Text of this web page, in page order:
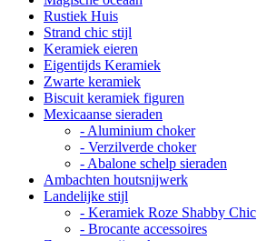
Rustiek Huis
Strand chic stijl
Keramiek eieren
Eigentijds Keramiek
Zwarte keramiek
Biscuit keramiek figuren
Mexicaanse sieraden
- Aluminium choker
- Verzilverde choker
- Abalone schelp sieraden
Ambachten houtsnijwerk
Landelijke stijl
- Keramiek Roze Shabby Chic
- Brocante accessoires